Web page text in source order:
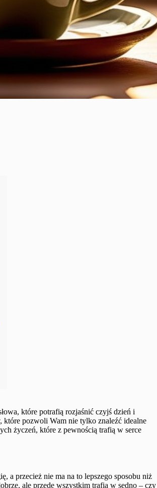
które potrafią rozjaśnić czyjś dzień i
które pozwoli Wam nie tylko znaleźć idealne
życzeń, które z pewnością trafią w serce
a przecież nie ma na to lepszego sposobu niż
ale przede wszystkim trafia w sedno – czy